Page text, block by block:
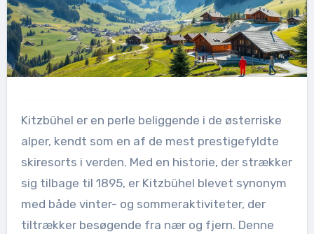
Kitzbühel er en perle beliggende i de østerriske
alper, kendt som en af de mest prestigefyldte
skiresorts i verden. Med en historie, der strækker
sig tilbage til 1895, er Kitzbühel blevet synonym
med både vinter- og sommeraktiviteter, der
tiltrækker besøgende fra nær og fjern. Denne